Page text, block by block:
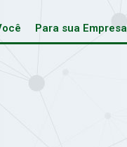
Para sua Empresa